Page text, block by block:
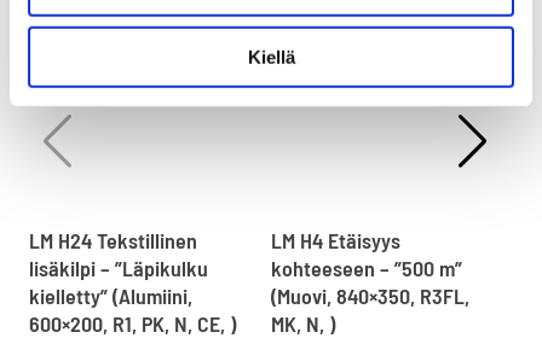
Kiellä
LM H24 Tekstillinen
lisäkilpi – ”Läpikulku
kielletty” (Alumiini,
600×200, R1, PK, N, CE, )
LM H4 Etäisyys
kohteeseen – ”500 m”
(Muovi, 840×350, R3FL,
MK, N, )